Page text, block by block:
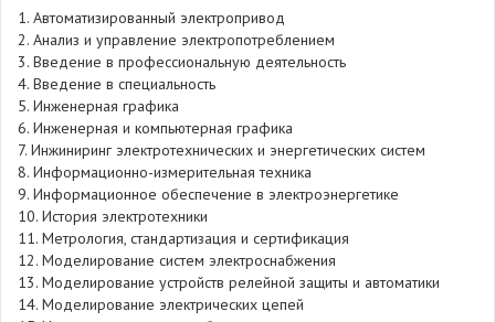
1. Автоматизированный электропривод
2. Анализ и управление электропотреблением
3. Введение в профессиональную деятельность
4. Введение в специальность
5. Инженерная графика
6. Инженерная и компьютерная графика
7. Инжиниринг электротехнических и энергетических систем
8. Информационно-измерительная техника
9. Информационное обеспечение в электроэнергетике
10. История электротехники
11. Метрология, стандартизация и сертификация
12. Моделирование систем электроснабжения
13. Моделирование устройств релейной защиты и автоматики
14. Моделирование электрических цепей